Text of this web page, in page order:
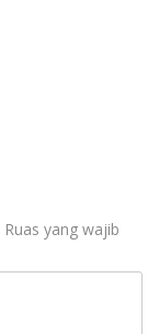
Ruas yang wajib